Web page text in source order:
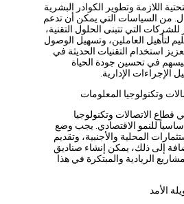
وتطوير الكوادر البشرية
التي يمكن أن تدعم
التي تتبنى الحلول التقنية،
العاملين، وتسهيل الوصول
التقنيات الحديثة في
تحسين جودة الحياة
الإدارية.
المعلومات
وتكنولوجيا
الاقتصادي. يجب وضع
والأجنبية، وتقديم
ذلك، يمكن إنشاء صناديق
والمبتكرة في هذا